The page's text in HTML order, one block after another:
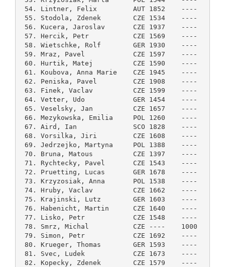
54. Lintner, Felix         AUT 1852    ----    4.5
55. Stodola, Zdenek        CZE 1534    ----    4.5
56. Kucera, Jaroslav       CZE 1937    ----    4.5
57. Hercik, Petr           CZE 1569    ----    4.5
58. Wietschke, Rolf        GER 1930    ----    4.5
59. Mraz, Pavel            CZE 1597    ----    4.5
60. Hurtik, Matej          CZE 1590    ----    4.0
61. Koubova, Anna Marie    CZE 1945    ----    4.0
62. Peniska, Pavel         CZE 1908    ----    4.0
63. Finek, Vaclav          CZE 1599    ----    4.0
64. Vetter, Udo            GER 1454    ----    4.0
65. Veselsky, Jan          CZE 1657    ----    4.0
66. Mezykowska, Emilia     POL 1260    ----    4.0
67. Aird, Ian              SCO 1828    ----    4.0
68. Vorsilka, Jiri         CZE 1608    ----    4.0
69. Jedrzejko, Martyna     POL 1388    ----    4.0
70. Bruna, Matous          CZE 1397    ----    4.0
71. Rychtecky, Pavel       CZE 1543    ----    4.0
72. Pruetting, Lucas       GER 1678    ----    4.0
73. Krzyzosiak, Anna       POL 1538    ----    4.0
74. Hruby, Vaclav          CZE 1662    ----    4.0
75. Krajinski, Lutz        GER 1603    ----    4.0
76. Habenicht, Martin      CZE 1640    ----    3.5
77. Lisko, Petr            CZE 1548    ----    3.5
78. Smrz, Michal           CZE ----    1000    3.5
79. Simon, Petr            CZE 1692    ----    3.5
80. Krueger, Thomas        GER 1593    ----    3.5
81. Svec, Ludek            CZE 1673    ----    3.5
82. Kopecky, Zdenek        CZE 1579    ----    3.5